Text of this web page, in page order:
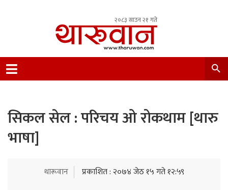
२०८३ साउन २१ गते
Nepal.
सिकल सेल : परिचय ओ रोकथाम [थारु
भाषा]
थारूवान प्रकाशित : २०७४ जेठ १५ गते १२:५९